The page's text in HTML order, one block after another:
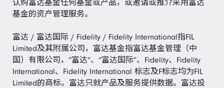
认购富达基金任何基金或产品，或邀请或推介采用富达
基金的资产管理服务。
富达 / 富达国际 / Fidelity / Fidelity International指FIL
Limited及其附属公司，富达基金指富达基金管理（中
国）有限公司，“富达”、“富达国际”、Fidelity、Fidelity
International、Fidelity International 标志及F标志均为FIL
Limited的商标。富达只就产品及服务提供数据。富达投